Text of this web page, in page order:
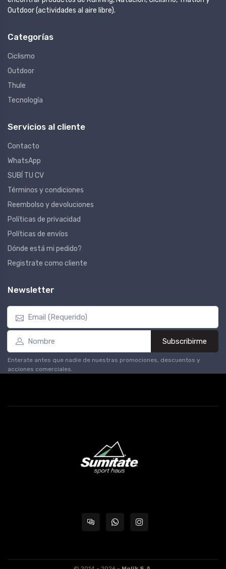
Outdoor (actividades al aire libre).
Categorías
Ciclismo
Outdoor
Thule
Tecnología
Servicios al cliente
Contacto
WhatsApp
SUBÍ TU CV
Términos y condiciones
Reembolso y devoluciones
Políticas de privacidad
Políticas de envíos
Dónde está mi pedido?
Registrate como cliente
Newsletter
Subscribirme
Enterate antes que nadie de nuestras promociones, descuentos y
acciones comerciales.